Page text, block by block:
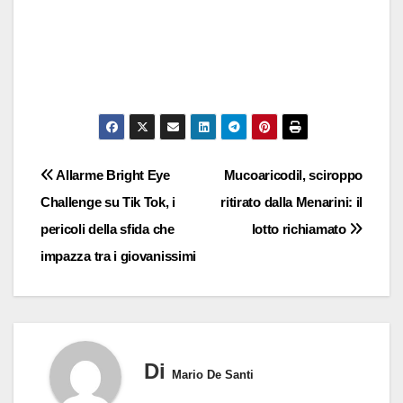
Navigazione
articoli
Mucoaricodil, sciroppo
ritirato dalla Menarini: il
lotto richiamato
Allarme Bright Eye
Challenge su Tik Tok, i
pericoli della sfida che
impazza tra i giovanissimi
Di Mario De Santi